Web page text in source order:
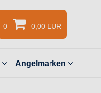
0 0,00 EUR
Angelmarken